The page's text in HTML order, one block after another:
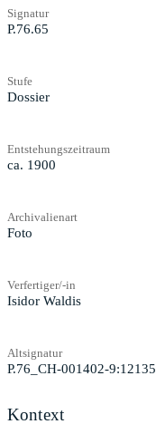
Signatur
P.76.65
Stufe
Dossier
Entstehungszeitraum
ca. 1900
Archivalienart
Foto
Verfertiger/-in
Isidor Waldis
Altsignatur
P.76_CH-001402-9:12135
Kontext